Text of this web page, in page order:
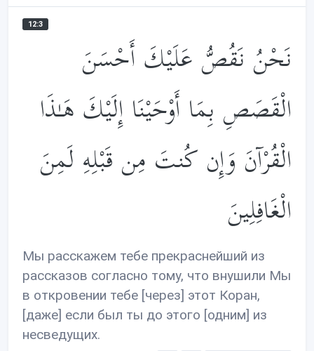
12:3
نَحْنُ نَقُصُّ عَلَيْكَ أَحْسَنَ
الْقَصَصِ بِمَا أَوْحَيْنَا إِلَيْكَ هَـٰذَا
الْقُرْآنَ وَإِن كُنتَ مِن قَبْلِهِ لَمِنَ
الْغَافِلِينَ
Мы расскажем тебе прекраснейший из
рассказов согласно тому, что внушили Мы
в откровении тебе [через] этот Коран,
[даже] если был ты до этого [одним] из
несведущих.